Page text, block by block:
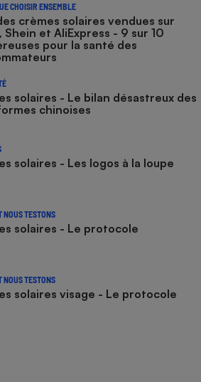
CHOISIR ENSEMBLE
crèmes solaires vendues sur
Shein et AliExpress - 9 sur 10
pour la santé des
solaires - Le bilan désastreux des
chinoises
solaires - Les logos à la loupe
NOUS TESTONS
solaires - Le protocole
NOUS TESTONS
solaires visage - Le protocole